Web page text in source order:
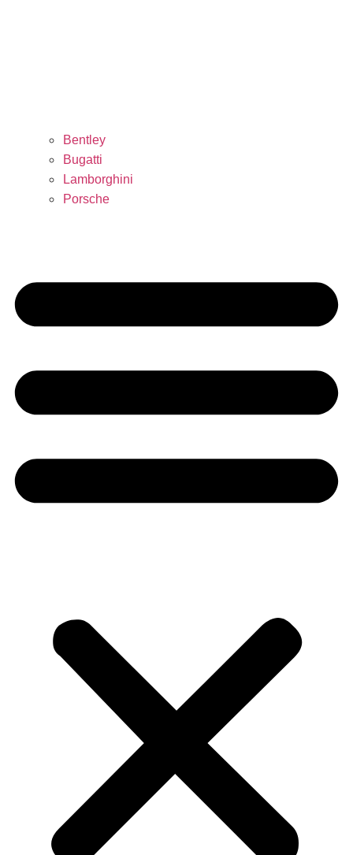
Bentley
Bugatti
Lamborghini
Porsche